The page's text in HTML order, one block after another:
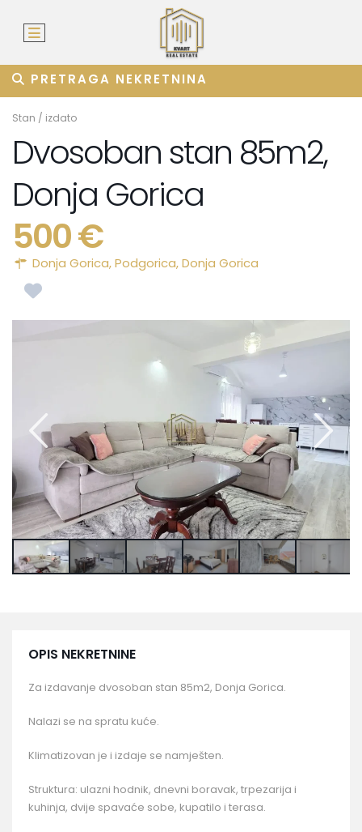
PRETRAGA NEKRETNINA
Stan / izdato
Dvosoban stan 85m2,
Donja Gorica
500 €
Donja Gorica,Podgorica,Donja Gorica
OPIS NEKRETNINE
Za izdavanje dvosoban stan 85m2, Donja Gorica.
Nalazi se na spratu kuće.
Klimatizovan je i izdaje se namješten.
Struktura: ulazni hodnik, dnevni boravak, trpezarija i
kuhinja, dvije spavaće sobe, kupatilo i terasa.